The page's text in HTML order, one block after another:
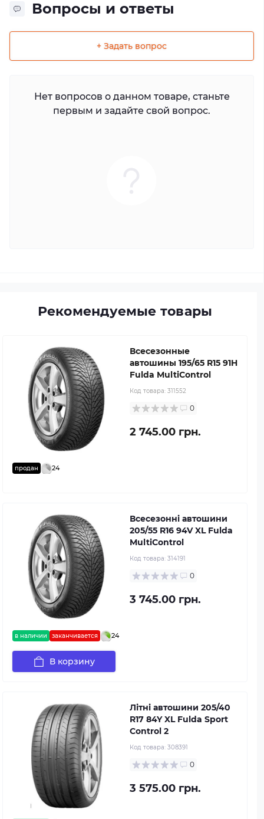
Вопросы и ответы
+ Задать вопрос
Нет вопросов о данном товаре, станьте
первым и задайте свой вопрос.
Рекомендуемые товары
продан 24
Всесезонные
автошины 195/65 R15 91H
Fulda MultiControl
Код товара: 311552
0
2 745.00 грн.
в наличии заканчивается 24
Всесезонні автошини
205/55 R16 94V XL Fulda
MultiControl
Код товара: 314191
0
3 745.00 грн.
В корзину
Літні автошини 205/40
R17 84Y XL Fulda Sport
Control 2
Код товара: 308391
0
3 575.00 грн.